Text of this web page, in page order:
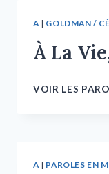
A| GOLDMAN /
À La
VOIR LES
A | PAROLES EN